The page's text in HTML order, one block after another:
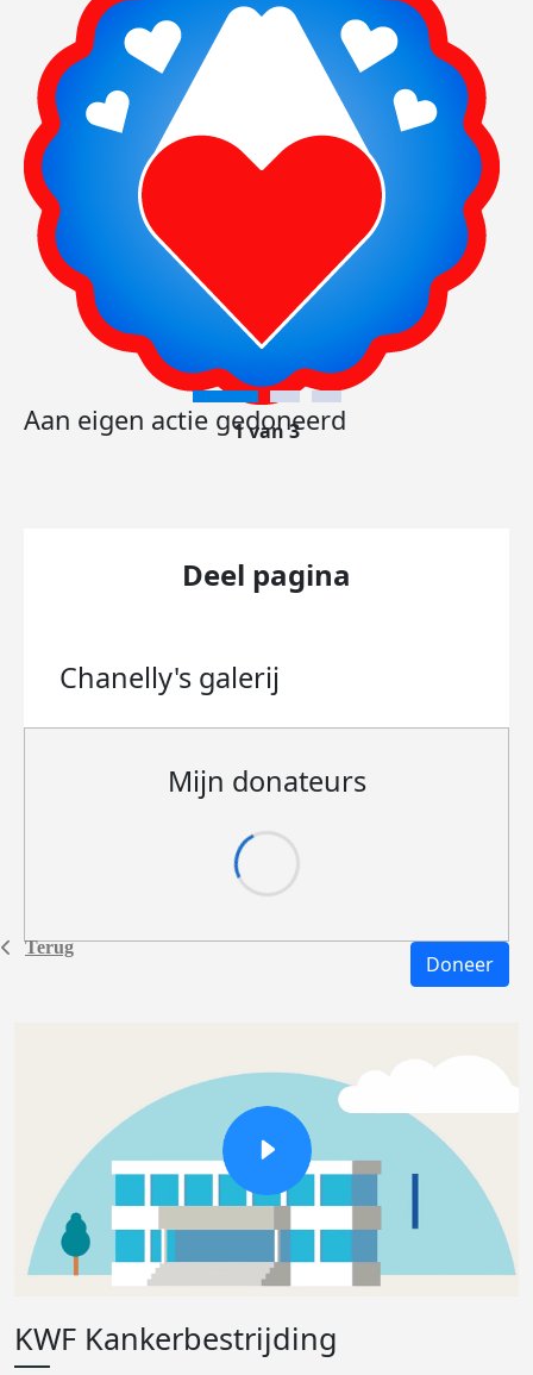
Terug
Aan eigen actie gedoneerd
1 van 3
Deel pagina
Chanelly's galerij
Mijn donateurs
Doneer
KWF Kankerbestrijding